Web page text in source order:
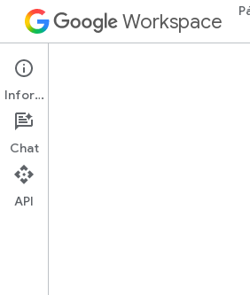
Workspace
Apps Script
Descripción general
Información
Chat
API